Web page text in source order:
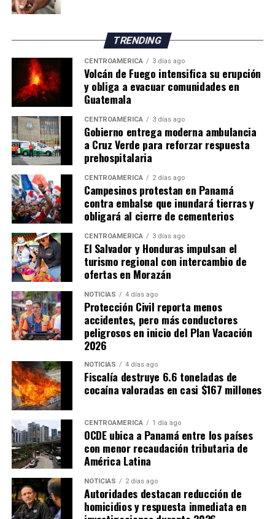
TRENDING
CENTROAMÉRICA 3 días ago
Volcán de Fuego intensifica su erupción
y obliga a evacuar comunidades en
Guatemala
CENTROAMÉRICA 3 días ago
Gobierno entrega moderna ambulancia
a Cruz Verde para reforzar respuesta
prehospitalaria
CENTROAMÉRICA 2 días ago
Campesinos protestan en Panamá
contra embalse que inundará tierras y
obligará al cierre de cementerios
CENTROAMÉRICA 3 días ago
El Salvador y Honduras impulsan el
turismo regional con intercambio de
ofertas en Morazán
NOTICIAS 4 días ago
Protección Civil reporta menos
accidentes, pero más conductores
peligrosos en inicio del Plan Vacación
2026
NOTICIAS 4 días ago
Fiscalía destruye 6.6 toneladas de
cocaína valoradas en casi $167 millones
CENTROAMÉRICA 1 día ago
OCDE ubica a Panamá entre los países
con menor recaudación tributaria de
América Latina
NOTICIAS 2 días ago
Autoridades destacan reducción de
homicidios y respuesta inmediata en